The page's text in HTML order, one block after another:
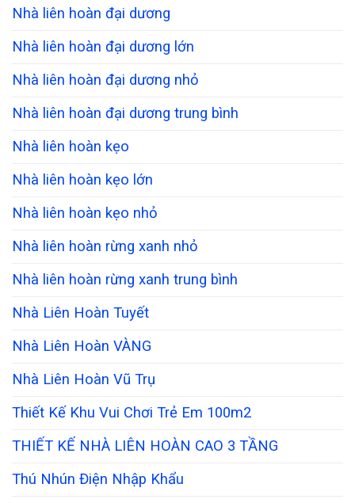
Nhà liên hoàn đại dương
Nhà liên hoàn đại dương lớn
Nhà liên hoàn đại dương nhỏ
Nhà liên hoàn đại dương trung bình
Nhà liên hoàn kẹo
Nhà liên hoàn kẹo lớn
Nhà liên hoàn kẹo nhỏ
Nhà liên hoàn rừng xanh nhỏ
Nhà liên hoàn rừng xanh trung bình
Nhà Liên Hoàn Tuyết
Nhà Liên Hoàn VÀNG
Nhà Liên Hoàn Vũ Trụ
Thiết Kế Khu Vui Chơi Trẻ Em 100m2
THIẾT KẾ NHÀ LIÊN HOÀN CAO 3 TẦNG
Thú Nhún Điện Nhập Khẩu